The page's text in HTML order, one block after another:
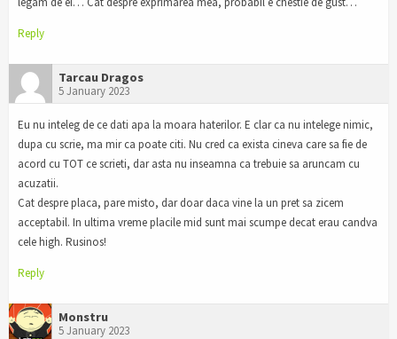
Reply
Tarcau Dragos
5 January 2023
Eu nu inteleg de ce dati apa la moara haterilor. E clar ca nu intelege nimic,
dupa cu scrie, ma mir ca poate citi. Nu cred ca exista cineva care sa fie de
acord cu TOT ce scrieti, dar asta nu inseamna ca trebuie sa aruncam cu
acuzatii.
Cat despre placa, pare misto, dar doar daca vine la un pret sa zicem
acceptabil. In ultima vreme placile mid sunt mai scumpe decat erau candva
cele high. Rusinos!
Reply
Monstru
5 January 2023